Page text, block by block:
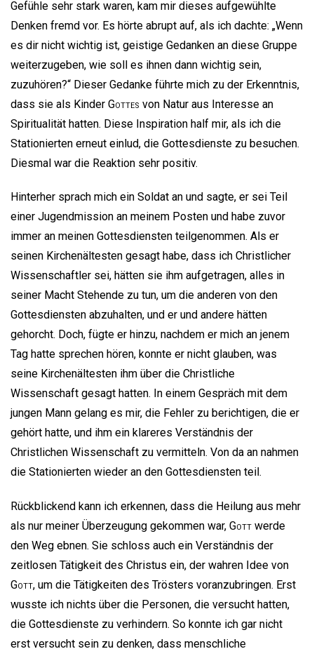
Gefühle sehr stark waren, kam mir dieses aufgewühlte
Denken fremd vor. Es hörte abrupt auf, als ich dachte: „Wenn
es dir nicht wichtig ist, geistige Gedanken an diese Gruppe
weiterzugeben, wie soll es ihnen dann wichtig sein,
zuzuhören?“ Dieser Gedanke führte mich zu der Erkenntnis,
dass sie als Kinder Gottes von Natur aus Interesse an
Spiritualität hatten. Diese Inspiration half mir, als ich die
Stationierten erneut einlud, die Gottesdienste zu besuchen.
Diesmal war die Reaktion sehr positiv.
Hinterher sprach mich ein Soldat an und sagte, er sei Teil
einer Jugendmission an meinem Posten und habe zuvor
immer an meinen Gottesdiensten teilgenommen. Als er
seinen Kirchenältesten gesagt habe, dass ich Christlicher
Wissenschaftler sei, hätten sie ihm aufgetragen, alles in
seiner Macht Stehende zu tun, um die anderen von den
Gottesdiensten abzuhalten, und er und andere hätten
gehorcht. Doch, fügte er hinzu, nachdem er mich an jenem
Tag hatte sprechen hören, konnte er nicht glauben, was
seine Kirchenältesten ihm über die Christliche
Wissenschaft gesagt hatten. In einem Gespräch mit dem
jungen Mann gelang es mir, die Fehler zu berichtigen, die er
gehört hatte, und ihm ein klareres Verständnis der
Christlichen Wissenschaft zu vermitteln. Von da an nahmen
die Stationierten wieder an den Gottesdiensten teil.
Rückblickend kann ich erkennen, dass die Heilung aus mehr
als nur meiner Überzeugung gekommen war, Gott werde
den Weg ebnen. Sie schloss auch ein Verständnis der
zeitlosen Tätigkeit des Christus ein, der wahren Idee von
Gott, um die Tätigkeiten des Trösters voranzubringen. Erst
wusste ich nichts über die Personen, die versucht hatten,
die Gottesdienste zu verhindern. So konnte ich gar nicht
erst versucht sein zu denken, dass menschliche